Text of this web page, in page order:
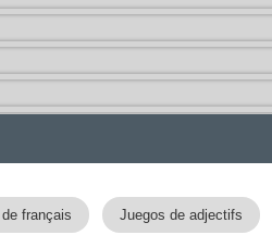
français Juegos de adjectifs